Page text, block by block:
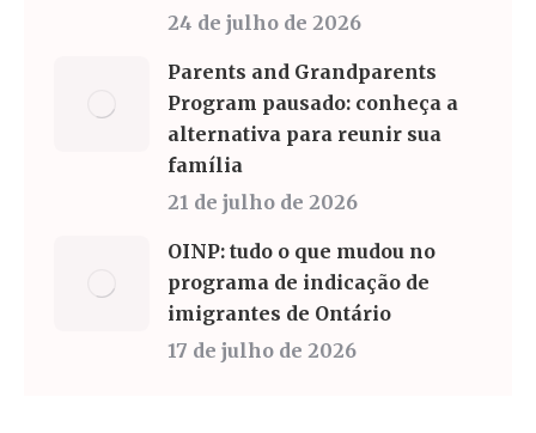
24 de julho de 2026
Parents and Grandparents
Program pausado: conheça a
alternativa para reunir sua
família
21 de julho de 2026
OINP: tudo o que mudou no
programa de indicação de
imigrantes de Ontário
17 de julho de 2026